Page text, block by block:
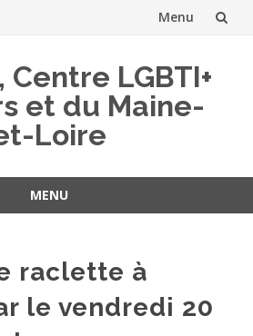
Menu
MENU
raclette à
le vendredi 20